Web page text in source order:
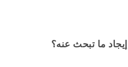
ما تبحث عنه؟